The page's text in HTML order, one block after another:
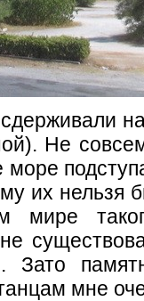
Не
море
их нельзя
мире
Зато
мне